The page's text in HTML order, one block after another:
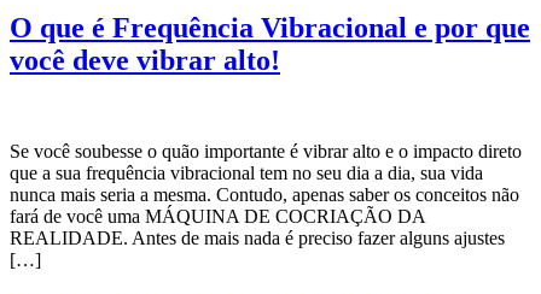
O que é Frequência Vibracional e por que
você deve vibrar alto!
Se você soubesse o quão importante é vibrar alto e o impacto direto
que a sua frequência vibracional tem no seu dia a dia, sua vida
nunca mais seria a mesma. Contudo, apenas saber os conceitos não
fará de você uma MÁQUINA DE COCRIAÇÃO DA
REALIDADE. Antes de mais nada é preciso fazer alguns ajustes
[…]